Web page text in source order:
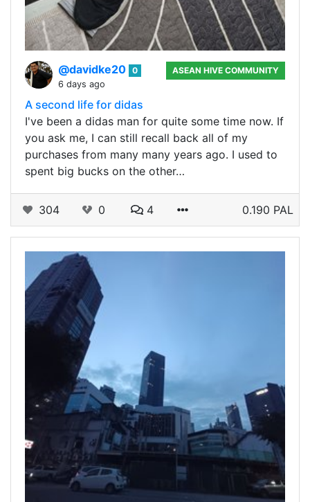
@davidke20 0
6 days ago
ASEAN HIVE COMMUNITY
A second life for didas
I've been a didas man for quite some time now. If
you ask me, I can still recall back all of my
purchases from many many years ago. I used to
spent big bucks on the other…
304 0 4 0.190 PAL